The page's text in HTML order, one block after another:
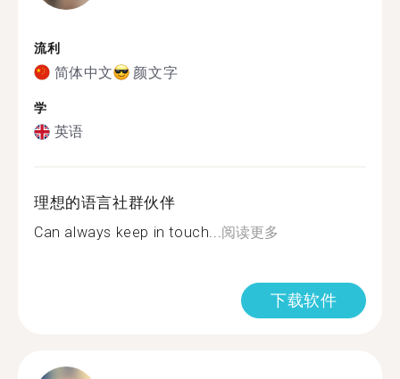
流利
简体中文 颜文字
学
英语
理想的语言社群伙伴
Can always keep in touch...阅读更多
下载软件